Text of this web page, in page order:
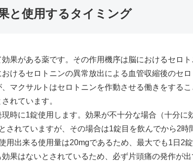
と使用するタイミング
効果がある薬です。その作用機序は脳におけるセロト
けるセロトニンの異常放出による血管収縮後のセロ
マクサルトはセロトニンを作動させる働きをする
れています。
時に1錠使用します。効果が不十分な場合（十分に
されていますが、その場合は1錠目を飲んでから2時
用出来る使用量は20mgであるため、最大でも1日2
果はないとされているため、必ず片頭痛の発作が出